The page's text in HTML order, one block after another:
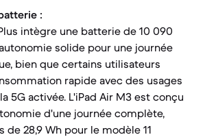
:
intègre une batterie de 10 090
solide pour une journée
bien que certains utilisateurs
rapide avec des usages
5G activée. L'iPad Air M3 est conçu
d'une journée complète,
28,9 Wh pour le modèle 11